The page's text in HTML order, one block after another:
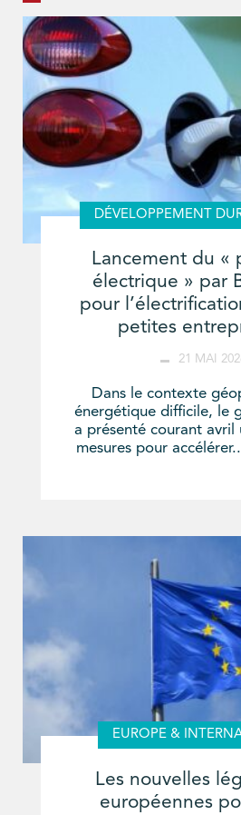
DÉVELOPPEMENT
Lancement du «
électrique » par
pour
petites
21 MAI
Dans le contexte
énergétique difficile, le
a présenté courant avril
mesures pour
EUROPE &
Les nouvelles
européennes